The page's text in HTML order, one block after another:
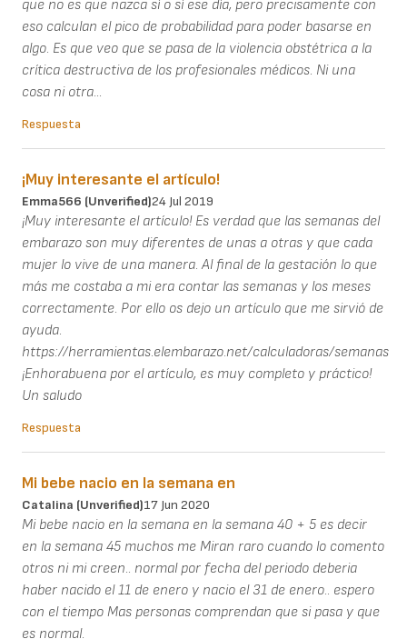
que no es que nazca sí o sí ese día, pero precisamente con
eso calculan el pico de probabilidad para poder basarse en
algo. Es que veo que se pasa de la violencia obstétrica a la
crítica destructiva de los profesionales médicos. Ni una
cosa ni otra...
Respuesta
¡Muy interesante el artículo!
Emma566 (unverified)24 Jul 2019
¡Muy interesante el artículo! Es verdad que las semanas del
embarazo son muy diferentes de unas a otras y que cada
mujer lo vive de una manera. Al final de la gestación lo que
más me costaba a mi era contar las semanas y los meses
correctamente. Por ello os dejo un artículo que me sirvió de
ayuda.
https://herramientas.elembarazo.net/calculadoras/semanas
¡Enhorabuena por el artículo, es muy completo y práctico!
Un saludo
Respuesta
Mi bebe nacio en la semana en
Catalina (unverified)17 Jun 2020
Mi bebe nacio en la semana en la semana 40 + 5 es decir
en la semana 45 muchos me Miran raro cuando lo comento
otros ni mi creen.. normal por fecha del periodo deberia
haber nacido el 11 de enero y nacio el 31 de enero.. espero
con el tiempo Mas personas comprendan que si pasa y que
es normal.